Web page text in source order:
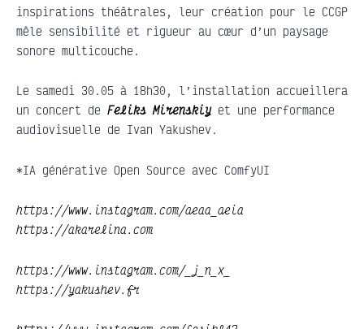
inspirations théâtrales, leur création pour le CCGP
mêle sensibilité et rigueur au cœur d’un paysage
sonore multicouche.
Le samedi 30.05 à 18h30, l’installation accueillera
un concert de Feliks Mirenskiyet une performance
audiovisuelle de Ivan Yakushev.
*IA générative Open Source avec ComfyUI
https://www.instagram.com/aeaa_aeia
https://akarelina.com
https://www.instagram.com/_j_n_x_
https://yakushev.fr